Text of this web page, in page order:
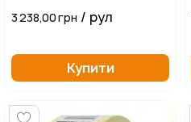
3 238,00 грн / рул
Купити